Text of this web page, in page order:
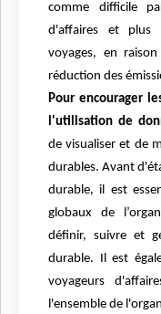
comme difficile
d'affaires et plus
voyages, en
réduction des
Pour encourager
l'utilisation de
de visualiser et de
durables. Avant
durable, il est
globaux de
définir, suivre et
durable. Il est
voyageurs
l'ensemble de